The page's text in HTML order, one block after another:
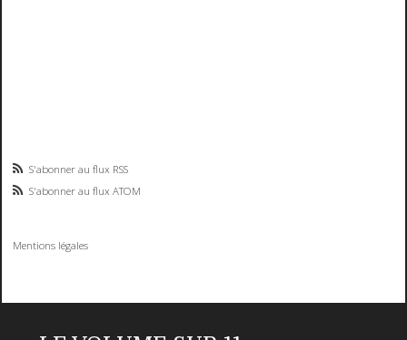
S'abonner au flux RSS
S'abonner au flux ATOM
Mentions légales